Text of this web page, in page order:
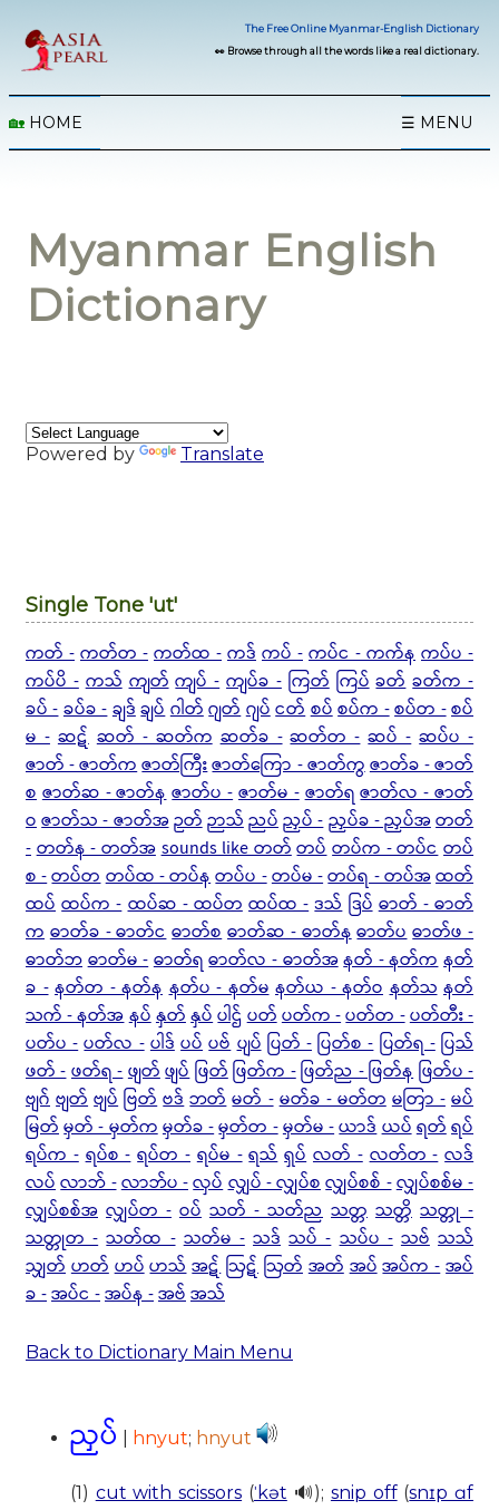
The Free Online Myanmar-English Dictionary
👀 Browse through all the words like a real dictionary.
🏡 HOME ☰ MENU
Myanmar English
Dictionary
Powered by Translate
Single Tone 'ut'
ကတ် - ကတ်တ - ကတ်ထ - ကဒ် ကပ် - ကပ်င - ကက်န ကပ်ပ -
ကပ်ပိ - ကသ် ကျတ် ကျပ် - ကျပ်ခ - ကြတ် ကြပ် ခတ် ခတ်က -
ခပ် -ခပ်ခ -ချဒ်ချပ်ဂါတ်ဂျတ်ဂျပ်ငတ်စပ်စပ်က -စပ်တ -စပ်
မ - ဆဋ် ဆတ် - ဆတ်က ဆတ်ခ - ဆတ်တ - ဆပ် - ဆပ်ပ -
ဇာတ် - ဇာတ်ကဇာတ်ကြီးဇာတ်ကြော - ဇာတ်ကွဇာတ်ခ - ဇာတ်
စဇာတ်ဆ - ဇာတ်နဇာတ်ပ -ဇာတ်မ -ဇာတ်ရ ဇာတ်လ - ဇာတ်
ဝဇာတ်သ - ဇာတ်အဉတ်ဉာသ်ညပ်ညှပ် -ညှပ်ခ - ညှပ်အတတ်
-တတ်န - တတ်အsounds like တတ်တပ်တပ်က - တပ်ငတပ်
စ -တပ်တတပ်ထ - တပ်နတပ်ပ -တပ်မ -တပ်ရ - တပ်အထတ်
ထပ် ထပ်က - ထပ်ဆ - ထပ်တ ထပ်ထ - ဒသ် ဒြပ် ဓာတ် - ဓာတ်
ကဓာတ်ခ - ဓာတ်ငဓာတ်စဓာတ်ဆ - ဓာတ်နဓာတ်ပဓာတ်ဖ -
ဓာတ်ဘဓာတ်မ -ဓာတ်ရ ဓာတ်လ - ဓာတ်အနတ် - နတ်ကနတ်
ခ - နတ်တ - နတ်န နတ်ပ - နတ်မ နတ်ယ - နတ်ဝ နတ်သ နတ်
သက် - နတ်အနပ်နှတ်နှပ်ပါဌ်ပတ်ပတ်က -ပတ်တ -ပတ်တီး -
ပတ်ပ - ပတ်လ - ပါဒ် ပပ် ပဗ် ပျပ် ပြတ် - ပြတ်စ - ပြတ်ရ - ပြသ်
ဖတ် -ဖတ်ရ -ဖျတ်ဖျပ်ဖြတ်ဖြတ်က -ဖြတ်ည - ဖြတ်နဖြတ်ပ -
ဗျဂ် ဗျတ် ဗျပ် ဗြတ် ဗဒ် ဘတ် မတ် - မတ်ခ - မတ်တ မတြာ - မပ်
မြတ်မှတ် - မှတ်ကမှတ်ခ -မှတ်တ -မှတ်မ -ယာဒ်ယပ်ရတ်ရပ်
ရပ်က - ရပ်စ - ရပ်တ - ရပ်မ - ရသ် ရှပ် လတ် - လတ်တ - လဒ်
လပ်လာဘ် -လာဘ်ပ -လှပ်လျှပ် - လျှပ်စလျှပ်စစ် -လျှပ်စစ်မ -
လျှပ်စစ်အ လျှပ်တ - ဝပ် သတ် - သတ်ည သတ္တ သတ္တိ သတ္တု -
သတ္တုတ - သတ်ထ - သတ်မ - သဒ် သပ် - သပ်ပ - သဗ် သသ်
သျှတ်ဟတ်ဟပ်ဟသ်အဋ်ဩဋ်ဩတ်အတ်အပ်အပ်က -အပ်
ခ -အပ်င -အပ်န -အဗ်အသ်
Back to Dictionary Main Menu
ညှပ် hnyut; hnyut
(1) cut with scissors (ˈkət 🔊); snip off(snɪp ɑf